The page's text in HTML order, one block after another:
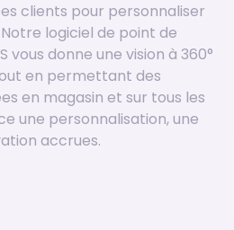
clients pour personnaliser
logiciel de point de
vous donne une vision à 360°
en permettant des
en magasin et sur tous les
une personnalisation, une
accrues.